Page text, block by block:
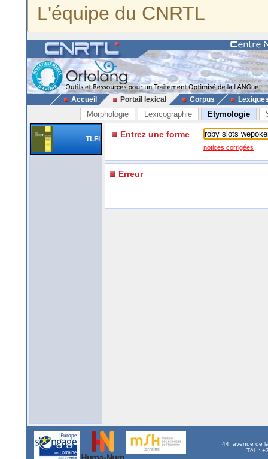
L'équipe du CNRTL
Accueil Portail lexical Corpus
Morphologie Lexicographie Etymologie
TLFi Entrez une forme
notices corrigées
Erreur
44, avenue de
Tél. :